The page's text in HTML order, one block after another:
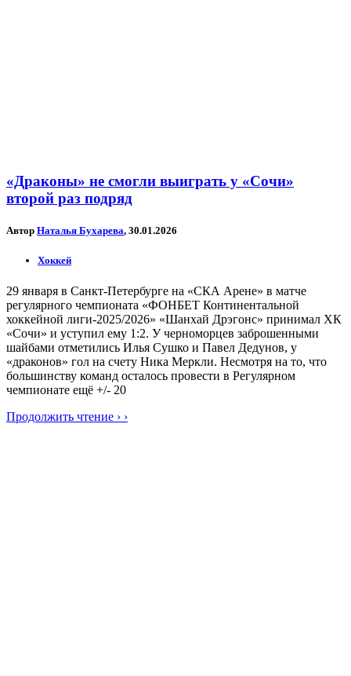
«Драконы» не смогли выиграть у «Сочи»
второй раз подряд
Автор Наталья Бухарева, 30.01.2026
Хоккей
29 января в Санкт-Петербурге на «СКА Арене» в матче
регулярного чемпионата «ФОНБЕТ Континентальной
хоккейной лиги-2025/2026» «Шанхай Дрэгонс» принимал ХК
«Сочи» и уступил ему 1:2. У черноморцев заброшенными
шайбами отметились Илья Сушко и Павел Дедунов, у
«драконов» гол на счету Ника Меркли. Несмотря на то, что
большинству команд осталось провести в Регулярном
чемпионате ещё +/- 20
Продолжить чтение › ›